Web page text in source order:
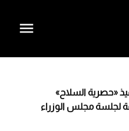
«حصرية السلاح»
لجلسة مجلس الوزراء